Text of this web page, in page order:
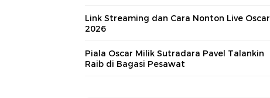
Link Streaming dan Cara Nonton Live Oscar
2026
Piala Oscar Milik Sutradara Pavel Talankin
Raib di Bagasi Pesawat